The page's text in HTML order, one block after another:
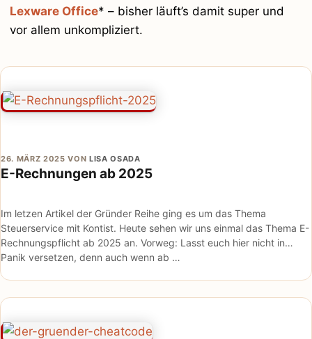
Lexware Office* – bisher läuft’s damit super und
vor allem unkompliziert.
E-Rechnungen ab 2025
26. MÄRZ 2025 VON LISA OSADA
Im letzen Artikel der Gründer Reihe ging es um das Thema
Steuerservice mit Kontist. Heute sehen wir uns einmal das Thema E-
Rechnungspflicht ab 2025 an. Vorweg: Lasst euch hier nicht in
Panik versetzen, denn auch wenn ab …